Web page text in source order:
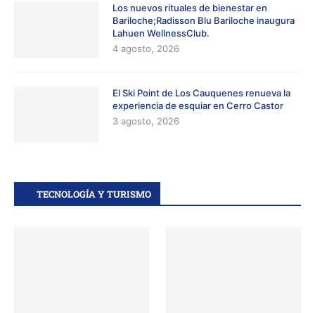
Los nuevos rituales de bienestar en
Bariloche;Radisson Blu Bariloche inaugura
Lahuen WellnessClub.
4 agosto, 2026
El Ski Point de Los Cauquenes renueva la
experiencia de esquiar en Cerro Castor
3 agosto, 2026
TECNOLOGÍA Y TURISMO